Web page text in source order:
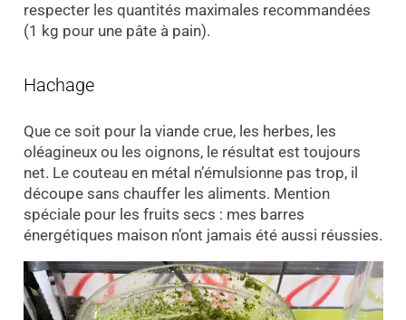
respecter les quantités maximales recommandées
(1 kg pour une pâte à pain).
Hachage
Que ce soit pour la viande crue, les herbes, les
oléagineux ou les oignons, le résultat est toujours
net. Le couteau en métal n’émulsionne pas trop, il
découpe sans chauffer les aliments. Mention
spéciale pour les fruits secs : mes barres
énergétiques maison n’ont jamais été aussi réussies.